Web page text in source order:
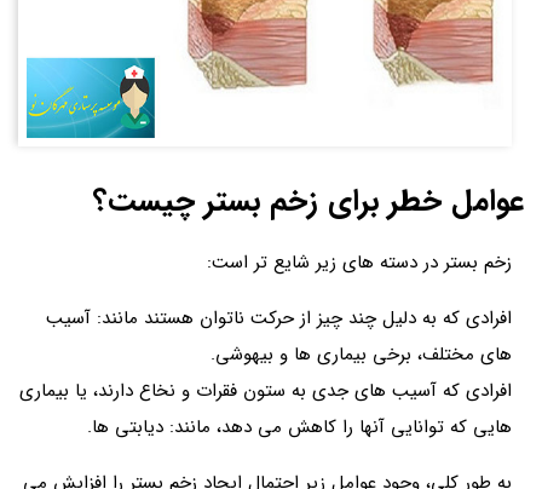
عوامل خطر برای زخم بستر چیست؟
زخم بستر در دسته های زیر شایع تر است:
افرادی که به دلیل چند چیز از حرکت ناتوان هستند مانند: آسیب
های مختلف، برخی بیماری ها و بیهوشی.
افرادی که آسیب های جدی به ستون فقرات و نخاع دارند، یا بیماری
هایی که توانایی آنها را کاهش می دهد، مانند: دیابتی ها.